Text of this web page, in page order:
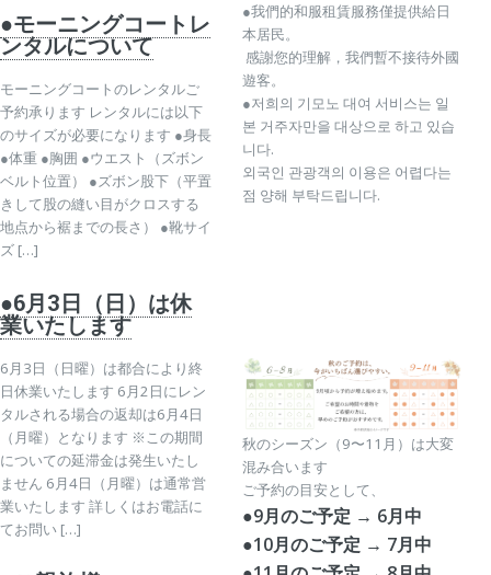
●我們的和服租賃服務僅提供給日
本居民。
感謝您的理解，我們暫不接待外國
遊客。
●저희의 기모노 대여 서비스는 일
본 거주자만을 대상으로 하고 있습
니다.
외국인 관광객의 이용은 어렵다는
점 양해 부탁드립니다.
秋のシーズン（9〜11月）は大変
混み合います
ご予約の目安として、
●9月のご予定 → 6月中
●10月のご予定 → 7月中
●モーニングコートレ
ンタルについて
モーニングコートのレンタルご
予約承ります レンタルには以下
のサイズが必要になります ●身長
●体重 ●胸囲 ●ウエスト（ズボン
ベルト位置） ●ズボン股下（平置
きして股の縫い目がクロスする
地点から裾までの長さ） ●靴サイ
ズ […]
●6月3日（日）は休
業いたします
6月3日（日曜）は都合により終
日休業いたします 6月2日にレン
タルされる場合の返却は6月4日
（月曜）となります ※この期間
についての延滞金は発生いたし
ません 6月4日（月曜）は通常営
業いたします 詳しくはお電話に
てお問い […]